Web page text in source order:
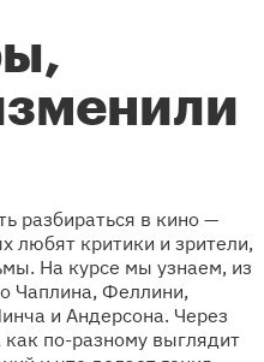
разбираться в кино —
любят критики и зрители,
На курсе мы узнаем, из
Чаплина, Феллини,
и Андерсона. Через
по-разному выглядит